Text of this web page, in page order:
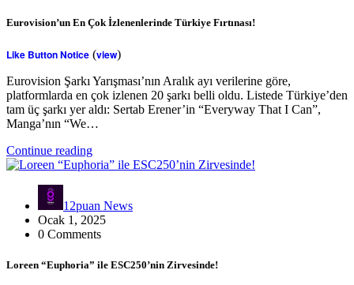
Eurovision’un En Çok İzlenenlerinde Türkiye Fırtınası!
Like Button Notice (view)
Eurovision Şarkı Yarışması’nın Aralık ayı verilerine göre,
platformlarda en çok izlenen 20 şarkı belli oldu. Listede Türkiye’den
tam üç şarkı yer aldı: Sertab Erener’in “Everyway That I Can”,
Manga’nın “We…
Continue reading
12puan News
Ocak 1, 2025
0 Comments
Loreen “Euphoria” ile ESC250’nin Zirvesinde!